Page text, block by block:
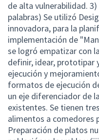
de alta vulnerabilidad.
palabras) Se utilizó
innovadora, para la
implementación de
se logró empatizar con
definir, idear, prototipar
ejecución y
formatos de ejecución
un eje diferenciador de
existentes. Se tienen
alimentos a comedores
Preparación de platos